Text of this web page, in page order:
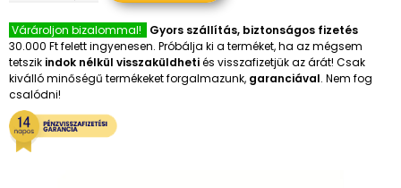
Várároljon bizalommal!
Gyors szállítás, biztonságos fizetés
30.000 Ft felett ingyenesen. Próbálja ki a terméket, ha az mégsem
tetszik indok nélkül visszaküldhetiés visszafizetjük az árát! Csak
kiválló minőségű termékeket forgalmazunk, garanciával. Nem fog
csalódni!